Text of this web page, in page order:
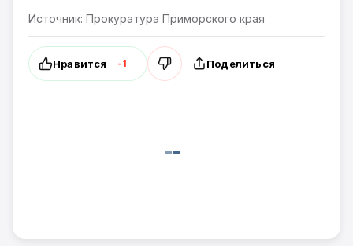
Источник: Прокуратура Приморского края
Нравится -1 Поделиться